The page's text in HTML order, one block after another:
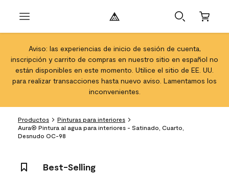
Aviso: las experiencias de inicio de sesión de cuenta,
inscripción y carrito de compras en nuestro sitio en español no
están disponibles en este momento. Utilice el sitio de EE. UU.
para realizar transacciones hasta nuevo aviso. Lamentamos los
inconvenientes.
Productos
Pinturas para interiores
Aura® Pintura al agua para interiores - Satinado, Cuarto,
Desnudo OC-98
Best-Selling